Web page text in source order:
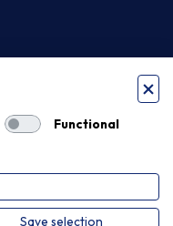
Functional
Save selection